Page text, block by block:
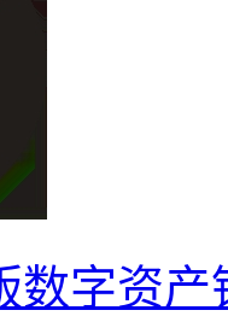
数字资产